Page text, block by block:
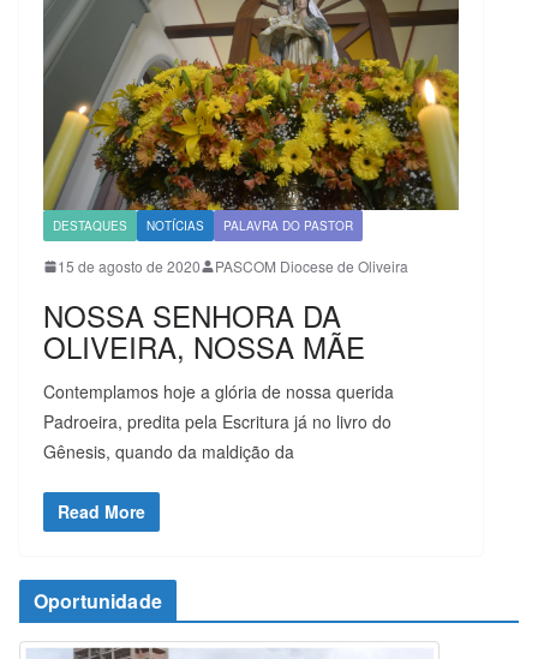
DESTAQUES NOTÍCIAS PALAVRA DO PASTOR
15 de agosto de 2020 PASCOM Diocese de Oliveira
NOSSA SENHORA DA
OLIVEIRA, NOSSA MÃE
Contemplamos hoje a glória de nossa querida
Padroeira, predita pela Escritura já no livro do
Gênesis, quando da maldição da
Read More
Oportunidade